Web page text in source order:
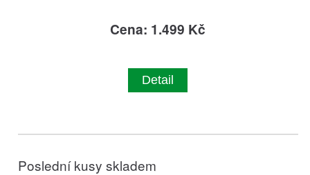
Cena: 1.499 Kč
Detail
Poslední kusy skladem